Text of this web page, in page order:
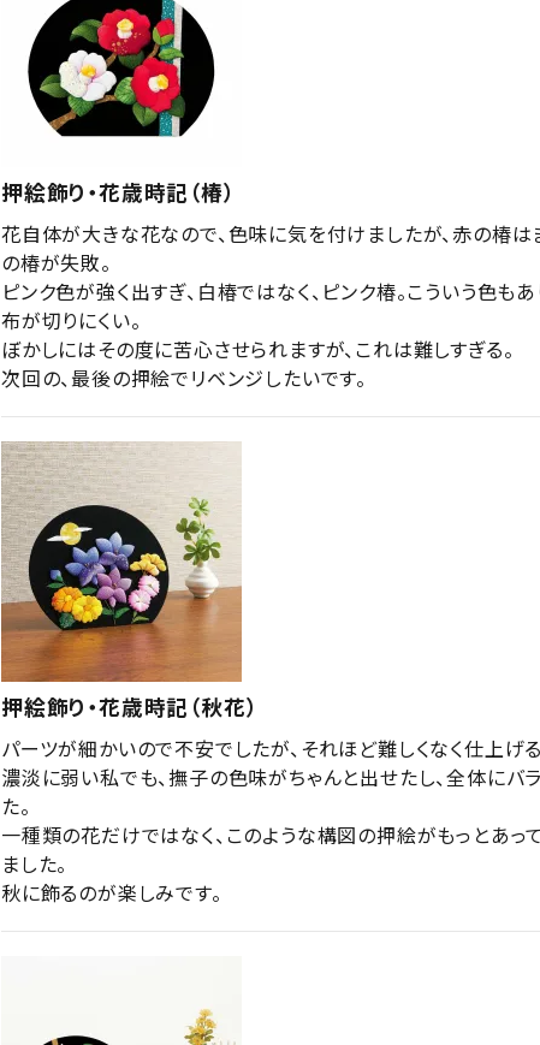
押絵飾り・花歳時記（椿）
花自体が大きな花なので、色味に気を付けましたが、赤の椿は
の椿が失敗。
ピンク色が強く出すぎ、白椿ではなく、ピンク椿。こういう色も
布が切りにくい。
ぼかしにはその度に苦心させられますが、これは難しすぎる。
次回の、最後の押絵でリベンジしたいです。
押絵飾り・花歳時記（秋花）
パーツが細かいので不安でしたが、それほど難しくなく仕上げ
濃淡に弱い私でも、撫子の色味がちゃんと出せたし、全体にバ
た。
一種類の花だけではなく、このような構図の押絵がもっとあっ
ました。
秋に飾るのが楽しみです。